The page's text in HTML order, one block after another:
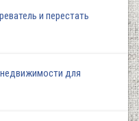
и перестать
для